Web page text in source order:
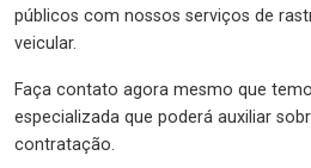
públicos com nossos serviços de
veicular.
Faça contato agora mesmo que
especializada que poderá auxiliar
contratação.